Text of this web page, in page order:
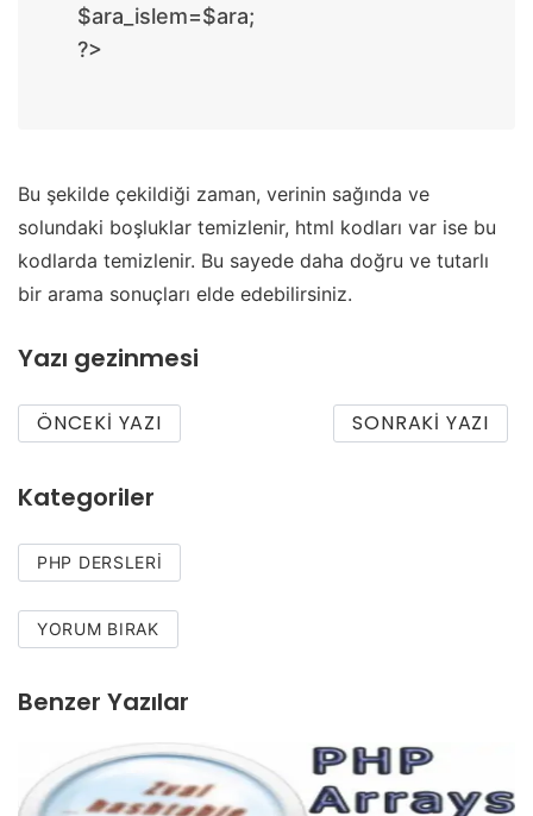
$ara_islem=$ara;
?>
Bu şekilde çekildiği zaman, verinin sağında ve
solundaki boşluklar temizlenir, html kodları var ise bu
kodlarda temizlenir. Bu sayede daha doğru ve tutarlı
bir arama sonuçları elde edebilirsiniz.
Yazı gezinmesi
ÖNCEKI YAZI SONRAKI YAZI
Kategoriler
PHP DERSLERI
YORUM BIRAK
Benzer Yazılar